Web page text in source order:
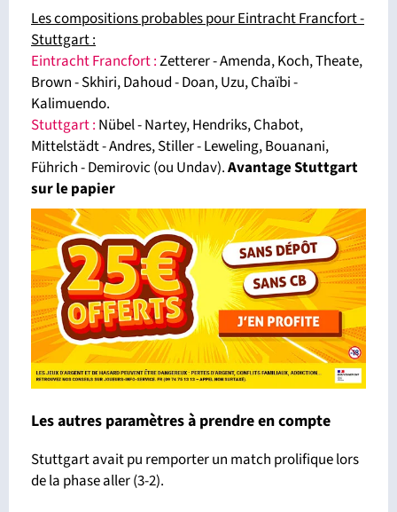
Les compositions probables pour Eintracht Francfort -
Stuttgart :
Eintracht Francfort :Zetterer - Amenda, Koch, Theate,
Brown - Skhiri, Dahoud - Doan, Uzu, Chaïbi -
Kalimuendo.
Stuttgart : Nübel - Nartey, Hendriks, Chabot,
Mittelstädt - Andres, Stiller - Leweling, Bouanani,
Führich - Demirovic (ou Undav).Avantage Stuttgart
sur le papier
Les autres paramètres à prendre en compte
Stuttgart avait pu remporter un match prolifique lors
de la phase aller (3-2).